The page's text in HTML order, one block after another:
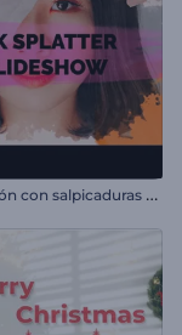
P
resentación con salpicaduras de tinta